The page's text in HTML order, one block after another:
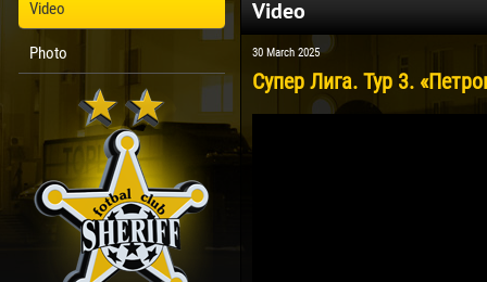
Video
Photo
Video
30 March 2025
Супер Лига. Тур 3.